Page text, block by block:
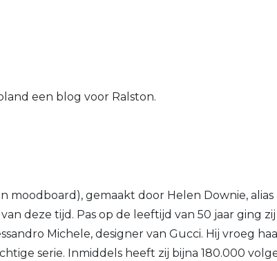
een blog voor Ralston.
gemaakt door Helen Downie, alias
deze tijd. Pas op de leeftijd van 50 jaar ging
Michele, designer van Gucci. Hij vroeg
serie. Inmiddels heeft zij bijna 180.000